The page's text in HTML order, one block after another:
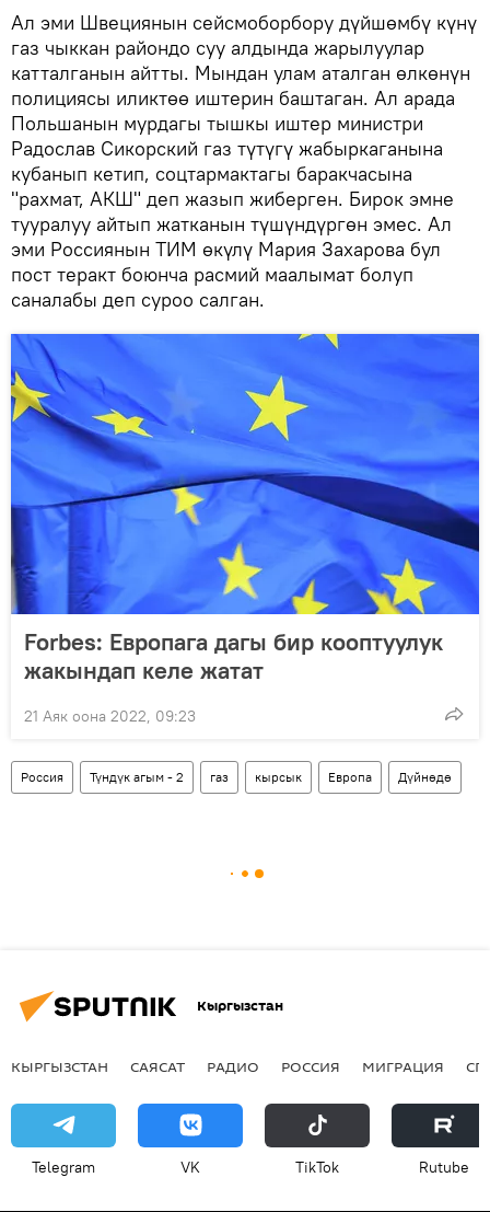
Ал эми Швециянын сейсмоборбору дүйшөмбү күнү
газ чыккан райондо суу алдында жарылуулар
катталганын айтты. Мындан улам аталган өлкөнүн
полициясы иликтөө иштерин баштаган. Ал арада
Польшанын мурдагы тышкы иштер министри
Радослав Сикорский газ түтүгү жабыркаганына
кубанып кетип, соцтармактагы баракчасына
"рахмат, АКШ" деп жазып жиберген. Бирок эмне
тууралуу айтып жатканын түшүндүргөн эмес. Ал
эми Россиянын ТИМ өкүлү Мария Захарова бул
пост теракт боюнча расмий маалымат болуп
саналабы деп суроо салган.
Forbes: Европага дагы бир кооптуулук
жакындап келе жатат
21 Аяк оона 2022, 09:23
Россия Түндүк агым - 2 газ кырсык Европа Дүйнөдө
Кыргызстан
КЫРГЫЗСТАН САЯСАТ РАДИО РОССИЯ МИГРАЦИЯ
Telegram VK ТikТоk Rutube